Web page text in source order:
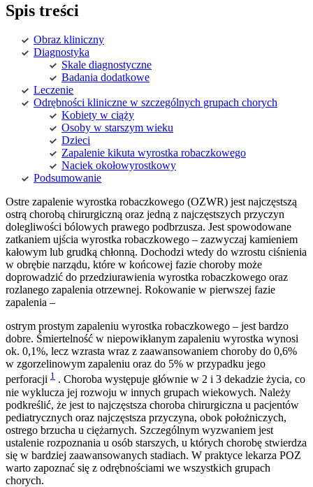
Spis treści
Obraz kliniczny
Diagnostyka
Skale diagnostyczne
Badania dodatkowe
Leczenie
Odrębności kliniczne w szczególnych grupach chorych
Kobiety w ciąży
Osoby w starszym wieku
Dzieci
Zapalenie kikuta wyrostka robaczkowego
Naciek okołowyrostkowy
Podsumowanie
Ostre zapalenie wyrostka robaczkowego (OZWR) jest najczęstszą
ostrą chorobą chirurgiczną oraz jedną z najczęstszych przyczyn
dolegliwości bólowych prawego podbrzusza. Jest spowodowane
zatkaniem ujścia wyrostka robaczkowego – zazwyczaj kamieniem
kałowym lub grudką chłonną. Dochodzi wtedy do wzrostu ciśnienia
w obrębie narządu, które w końcowej fazie choroby może
doprowadzić do przedziurawienia wyrostka robaczkowego oraz
rozlanego zapalenia otrzewnej. Rokowanie w pierwszej fazie
zapalenia –
ostrym prostym zapaleniu wyrostka robaczkowego – jest bardzo
dobre. Śmiertelność w niepowikłanym zapaleniu wyrostka wynosi
ok. 0,1%, lecz wzrasta wraz z zaawansowaniem choroby do 0,6%
w zgorzelinowym zapaleniu oraz do 5% w przypadku jego
perforacji 1 . Choroba występuje głównie w 2 i 3 dekadzie życia, co
nie wyklucza jej rozwoju w innych grupach wiekowych. Należy
podkreślić, że jest to najczęstsza choroba chirurgiczna u pacjentów
pediatrycznych oraz najczęstsza przyczyna, obok położniczych,
ostrego brzucha u ciężarnych. Szczególnym wyzwaniem jest
ustalenie rozpoznania u osób starszych, u których chorobę stwierdza
się w bardziej zaawansowanych stadiach. W praktyce lekarza POZ
warto zapoznać się z odrębnościami we wszystkich grupach
chorych.